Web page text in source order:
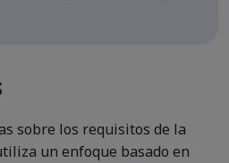
sobre los requisitos de la
un enfoque basado en